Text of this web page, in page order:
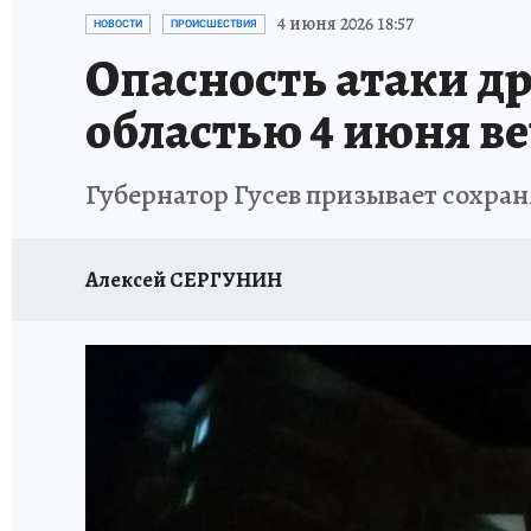
ПРОИСШЕСТВИЯ АФИША
НОВОСТИ ПРОИСШЕСТВИЯ 4 июня 2026 18:57
Опасность атаки
областью 4 июня
Губернатор Гусев призывает
Алексей СЕРГУНИН